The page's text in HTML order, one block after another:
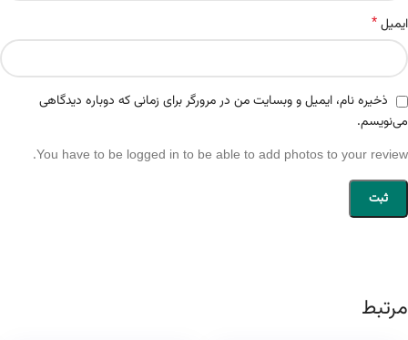
ایمیل*
ذخیره نام، ایمیل و وبسایت من در مرورگر برای زمانی که دوباره دیدگاهی
می‌نویسم.
You have to be logged in to be able to add photos to your review.
مرتبط